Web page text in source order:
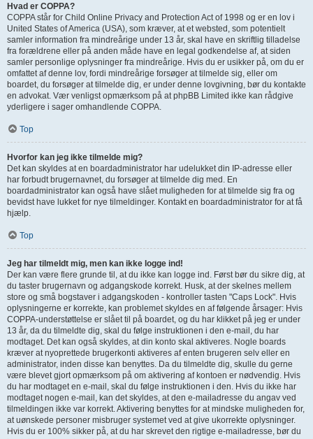
Hvad er COPPA?
COPPA står for Child Online Privacy and Protection Act of 1998 og er en lov i
United States of America (USA), som kræver, at et websted, som potentielt
samler information fra mindreårige under 13 år, skal have en skriftlig tilladelse
fra forældrene eller på anden måde have en legal godkendelse af, at siden
samler personlige oplysninger fra mindreårige. Hvis du er usikker på, om du er
omfattet af denne lov, fordi mindreårige forsøger at tilmelde sig, eller om
boardet, du forsøger at tilmelde dig, er under denne lovgivning, bør du kontakte
en advokat. Vær venligst opmærksom på at phpBB Limited ikke kan rådgive
yderligere i sager omhandlende COPPA.
Top
Hvorfor kan jeg ikke tilmelde mig?
Det kan skyldes at en boardadministrator har udelukket din IP-adresse eller
har forbudt brugernavnet, du forsøger at tilmelde dig med. En
boardadministrator kan også have slået muligheden for at tilmelde sig fra og
bevidst have lukket for nye tilmeldinger. Kontakt en boardadministrator for at få
hjælp.
Top
Jeg har tilmeldt mig, men kan ikke logge ind!
Der kan være flere grunde til, at du ikke kan logge ind. Først bør du sikre dig, at
du taster brugernavn og adgangskode korrekt. Husk, at der skelnes mellem
store og små bogstaver i adgangskoden - kontroller tasten "Caps Lock". Hvis
oplysningerne er korrekte, kan problemet skyldes en af følgende årsager: Hvis
COPPA-understøttelse er slået til på boardet, og du har klikket på jeg er under
13 år, da du tilmeldte dig, skal du følge instruktionen i den e-mail, du har
modtaget. Det kan også skyldes, at din konto skal aktiveres. Nogle boards
kræver at nyoprettede brugerkonti aktiveres af enten brugeren selv eller en
administrator, inden disse kan benyttes. Da du tilmeldte dig, skulle du gerne
være blevet gjort opmærksom på om aktivering af kontoen er nødvendig. Hvis
du har modtaget en e-mail, skal du følge instruktionen i den. Hvis du ikke har
modtaget nogen e-mail, kan det skyldes, at den e-mailadresse du angav ved
tilmeldingen ikke var korrekt. Aktivering benyttes for at mindske muligheden for,
at uønskede personer misbruger systemet ved at give ukorrekte oplysninger.
Hvis du er 100% sikker på, at du har skrevet den rigtige e-mailadresse, bør du